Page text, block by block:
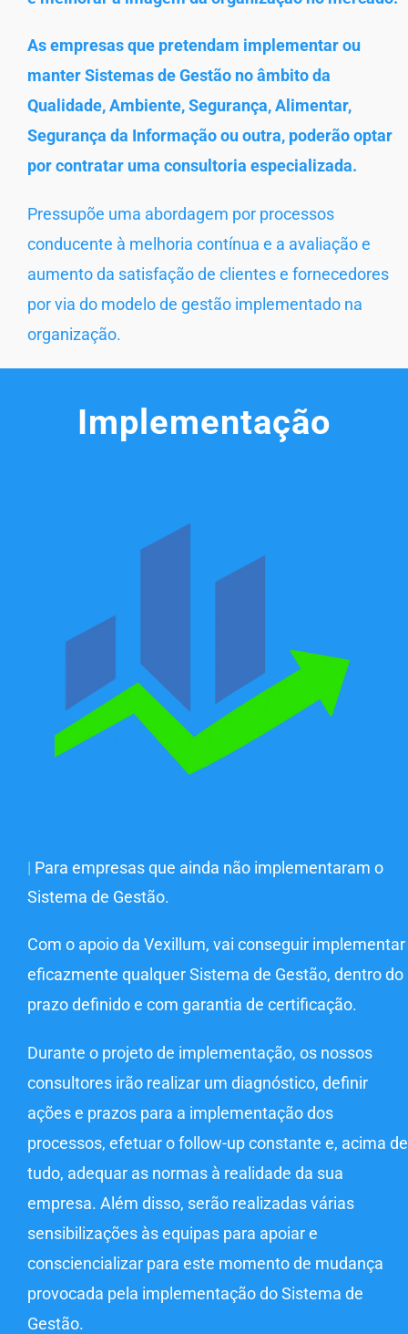
As empresas que pretendam implementar ou
manter Sistemas de Gestão no âmbito da
Qualidade, Ambiente, Segurança, Alimentar,
Segurança da Informação ou outra, poderão optar
por contratar uma consultoria especializada.
Pressupõe uma abordagem por processos
conducente à melhoria contínua e a avaliação e
aumento da satisfação de clientes e fornecedores
por via do modelo de gestão implementado na
organização.
Implementação
| Para empresas que ainda não implementaram o
Sistema de Gestão.
Com o apoio da Vexillum, vai conseguir implementar
eficazmente qualquer Sistema de Gestão, dentro do
prazo definido e com garantia de certificação.
Durante o projeto de implementação, os nossos
consultores irão realizar um diagnóstico, definir
ações e prazos para a implementação dos
processos, efetuar o follow-up constante e, acima de
tudo, adequar as normas à realidade da sua
empresa. Além disso, serão realizadas várias
sensibilizações às equipas para apoiar e
consciencializar para este momento de mudança
provocada pela implementação do Sistema de
Gestão.